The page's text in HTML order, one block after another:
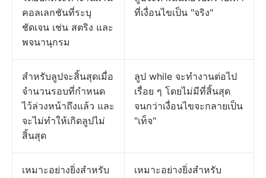
คอลเลกชันที่ระบุ
ชัดเจน เช่น สตริง และ
พจนานุกรม
ที่เงื่อนไขเป็น "จริง"
สำหรับลูปจะสิ้นสุดเมื่อ
จำนวนรอบที่กำหนด
ไว้ล่วงหน้าถึงแล้ว และ
จะไม่ทำให้เกิดลูปไม่
สิ้นสุด
ลูป while จะทำงานต่อไป
เรื่อย ๆ โดยไม่มีที่สิ้นสุด
จนกว่าเงื่อนไขจะกลายเป็น
"เท็จ"
เหมาะอย่างยิ่งสำหรับ
เหมาะอย่างยิ่งสำหรับ